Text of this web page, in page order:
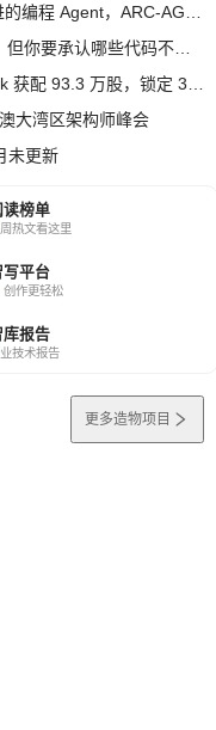
大湾区架构师峰会
未更新
读榜单
热文看这里
写平台
创作更轻松
库报告
技术报告
更多造物项目